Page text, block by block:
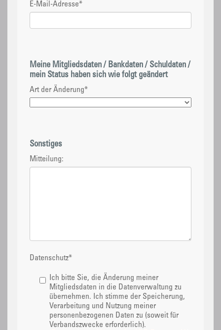
E-Mail-Adresse*
Meine Mitgliedsdaten / Bankdaten / Schuldaten /
mein Status haben sich wie folgt geändert
Art der Änderung*
Sonstiges
Mitteilung:
Datenschutz*
Ich bitte Sie, die Änderung meiner
Mitgliedsdaten in die Datenverwaltung zu
übernehmen. Ich stimme der Speicherung,
Verarbeitung und Nutzung meiner
personenbezogenen Daten zu (soweit für
Verbandszwecke erforderlich).